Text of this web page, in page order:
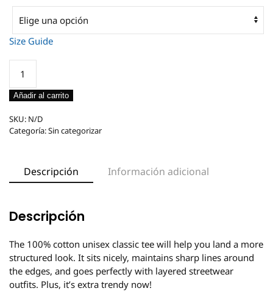
Size Guide
classic
tee
Gildan
5000
Añadir al carrito
SKU: N/D
Categoría:Sin categorizar
Descripción Información adicional
Descripción
The 100% cotton unisex classic tee will help you land a more
structured look. It sits nicely, maintains sharp lines around
the edges, and goes perfectly with layered streetwear
outfits. Plus, it’s extra trendy now!